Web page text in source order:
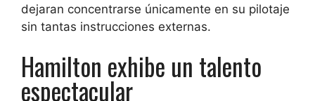
dejaran concentrarse únicamente en su pilotaje
sin tantas instrucciones externas.
Hamilton exhibe un talento
espectacular